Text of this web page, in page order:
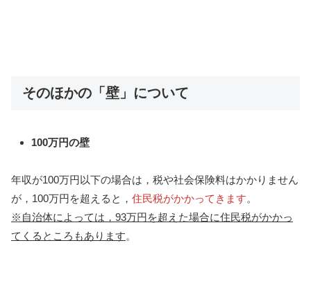
そのほかの「壁」について
100万円の壁
年収が100万円以下の場合は，税や社会保険料はかかりません
が，100万円を超えると， 住民税がかかってきます。
※自治体によっては，93万円を超えた場合に住民税がかかっ
てくるところもあります。